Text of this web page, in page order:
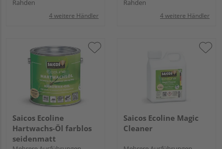
Rahden
4 weitere Händler
Rahden
4 weitere Händler
Saicos Ecoline
Hartwachs-Öl farblos
seidenmatt
Saicos Ecoline Magic
Cleaner